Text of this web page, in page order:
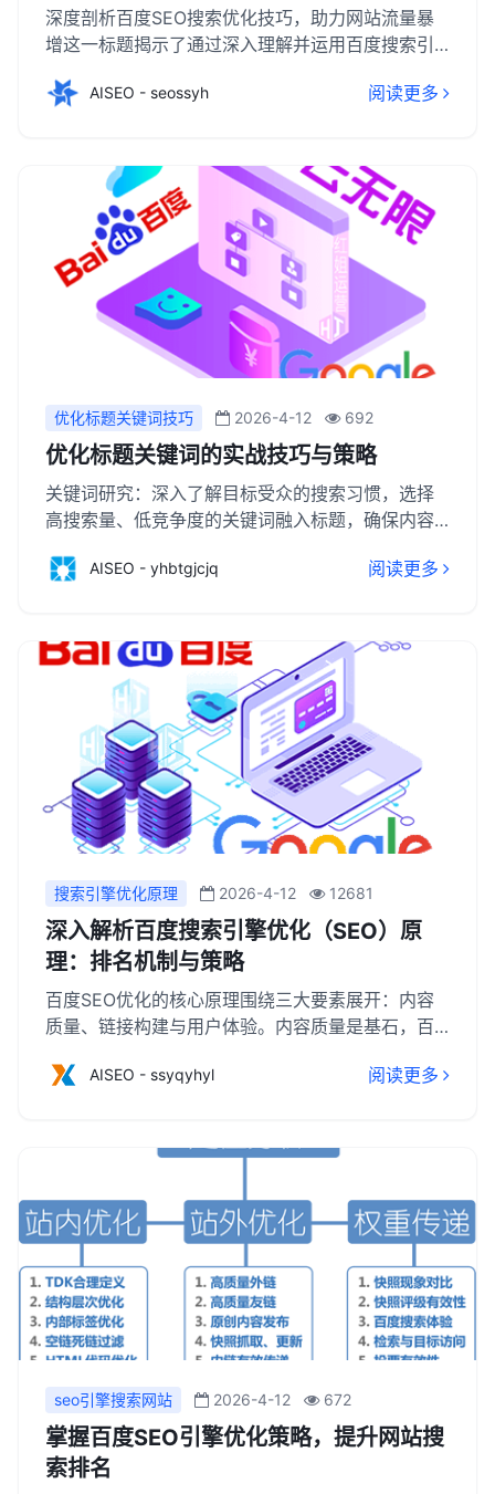
深度剖析百度SEO搜索优化技巧，助力网站流量暴
增这一标题揭示了通过深入理解并运用百度搜索引
的曝光度与访问量。文章将深入剖析关键词研究的
化的必要性，确保内容不仅吸引用户，也符合搜索
引擎的抓取与排名标准。此外，还会介绍外部链接
建设的策略、社交媒体与内容营销的整合方法，以
及如何利用数据分析工具持续监测并优化SEO效
果。
AISEO - seossyh 阅读更多
优化标题关键词技巧 2026-4-12 692
优化标题关键词的实战技巧与策略
关键词研究：深入了解目标受众的搜索习惯，选择
高搜索量、低竞争度的关键词融入标题，确保内容
精准的同时，使标题具有吸引力和独特性，能够激
键词完整展现且不过于冗长。 关键词位置：将最重
要的关键词放在标题的开头或靠近开头的位置，这
样有助于搜索引擎更快地识别并赋予更高的权重。
避免堆砌：确保标题自然流畅，避免过度堆砌关键
词，以免被搜索引擎视为作弊行为而受到惩罚。
AISEO - yhbtgjcjq 阅读更多
搜索引擎优化原理 2026-4-12 12681
深入解析百度搜索引擎优化（SEO）原
理：排名机制与策略
百度SEO优化的核心原理围绕三大要素展开：内容
质量、链接构建与用户体验。内容质量是基石，百
内容，这些内容能有效提升网站在搜索结果中的排
地理解和抓取网站内容。而用户体验则是衡量网站
性等因素，直接影响用户访问网站的满意度和停留
时间。
AISEO - ssyqyhyl 阅读更多
seo引擎搜索网站 2026-4-12 672
掌握百度SEO引擎优化策略，提升网站搜
索排名